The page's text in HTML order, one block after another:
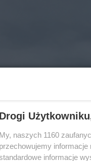
Drogi
My, naszych 1160
przechowujemy informacje
informacje